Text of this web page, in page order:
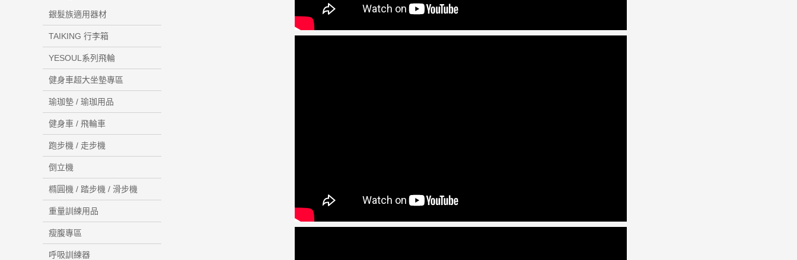
銀髮族適用器材
TAIKING 行李箱
YESOUL系列飛輪
健身車超大坐墊專區
瑜珈墊 / 瑜珈用品
健身車 / 飛輪車
跑步機 / 走步機
倒立機
橢圓機 / 踏步機 / 滑步機
重量訓練用品
瘦腹專區
呼吸訓練器